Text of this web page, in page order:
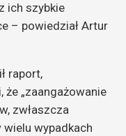
ich szybkie
– powiedział Artur
raport,
„zaangażowanie
zwłaszcza
wypadkach